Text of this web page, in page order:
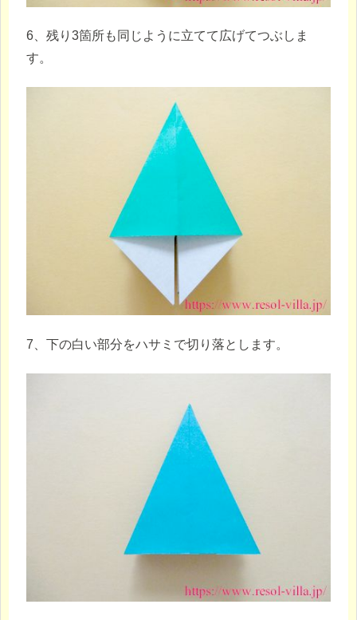
6、残り3箇所も同じように立てて広げてつぶしま
す。
7、下の白い部分をハサミで切り落とします。